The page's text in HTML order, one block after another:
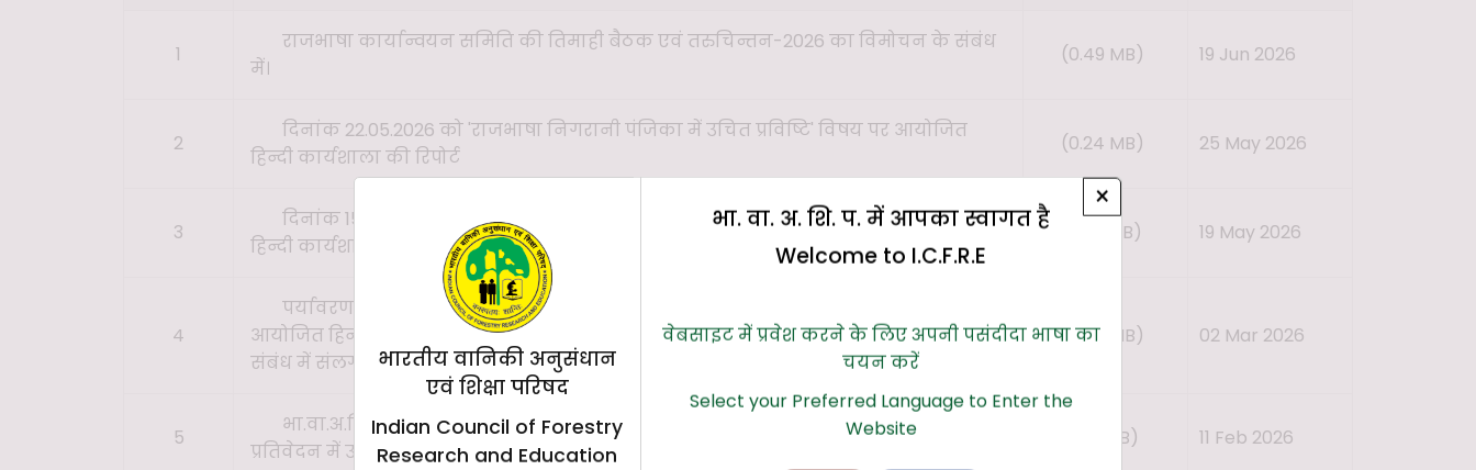
1
राजभाषा कार्यान्वयन समिति की तिमाही बैठक एवं तरुचिन्तन-2026 का विमोचन के संबंध
में।
(0.49 MB) 19 Jun 2026
2
दिनांक 22.05.2026 को 'राजभाषा निगरानी पंजिका में उचित प्रविष्टि' विषय पर आयोजित
हिन्दी कार्यशाला की रिपोर्ट
(0.24 MB) 25 May 2026
3
दिनांक 15.05.2026 को 'राजभाषा निगरानी पंजिका में उचित प्रविष्टि' विषय पर आयोजित
हिन्दी कार्यशाला
(0.22 MB) 19 May 2026
4
पर्यावरण, वन एवं जलवायु परिवर्तन मंत्रालय द्वारा 'राजभाषा नियम व उपनियम" विषय पर
आयोजित हिन्दी कार्यशाला में भा.वा.अ.शि.प., (मु.) के कार्मिकों द्वारा ऑनलाइन प्रतिभागिता के
संबंध में संलग्न सचित्र प्रतिवेदन
(0.42 MB) 02 Mar 2026
5
भा.वा.अ.शि.प. मुख्यालय में दिनांक 10.02.2026 को “राजभाषा निगरानी पंजिका और त्रैमासिक
प्रतिवेदन में उचित प्रविष्टि” शीर्षक पर आयोजित राजभाषा हिन्दी कार्यशाला के आयोजन पर रिपोर्ट
(0.71 MB) 11 Feb 2026
×
भारतीय वानिकी अनुसंधान
एवं शिक्षा परिषद
Indian Council of Forestry
Research and Education
भा. वा. अ. शि. प. में आपका स्वागत है
Welcome to I.C.F.R.E
वेबसाइट में प्रवेश करने के लिए अपनी पसंदीदा भाषा का
चयन करें
Select your Preferred Language to Enter the
Website